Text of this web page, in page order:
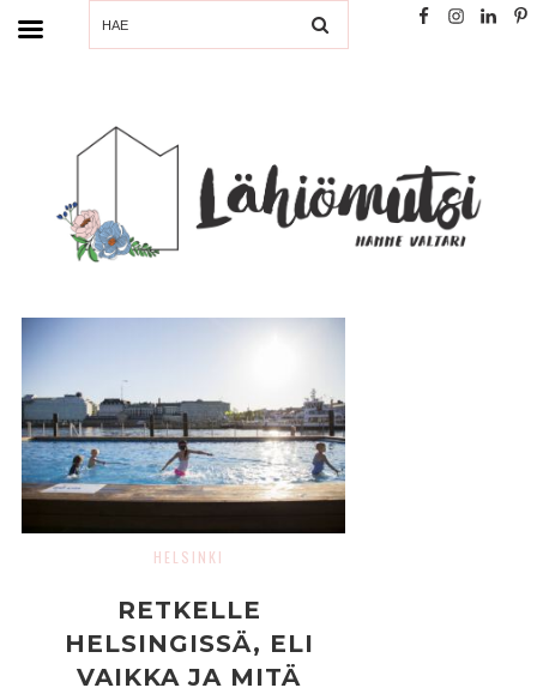
SEARCH
HELSINKI
RETKELLE
HELSINGISSÄ, ELI
VAIKKA JA MITÄ